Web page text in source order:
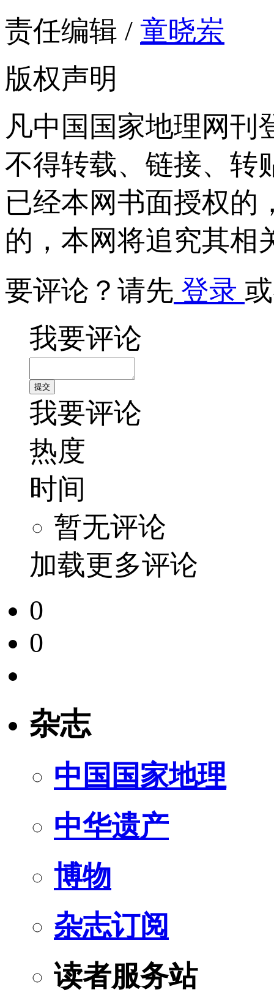
责任编辑 / 童晓岽
版权声明
凡中国国家地理网刊
不得转载、链接、转
已经本网书面授权的
的，本网将追究其相
要评论？请先 登录
我要评论
我要评论
热度
时间
暂无评论
加载更多评论
0
0
杂志
中国国家地理
中华遗产
博物
杂志订阅
读者服务站